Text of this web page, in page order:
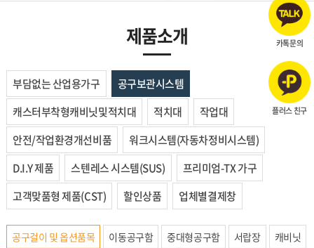
제품소개
부담없는 산업용가구
공구보관시스템
캐스터부착형캐비닛및적치대
적치대
작업대
안전/작업환경개선비품
워크시스템(자동차정비시스템)
D.I.Y 제품
스텐레스 시스템(SUS)
프리미엄-TX 가구
고객맞품형 제품(CST)
할인상품 업체별결제창
공구걸이 및 옵션품목 이동공구함 중대형공구함 서랍장
캐비닛
카톡문의
플러스 친구